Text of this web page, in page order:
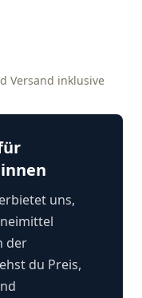
Versand inklusive
uns,
der
du Preis,